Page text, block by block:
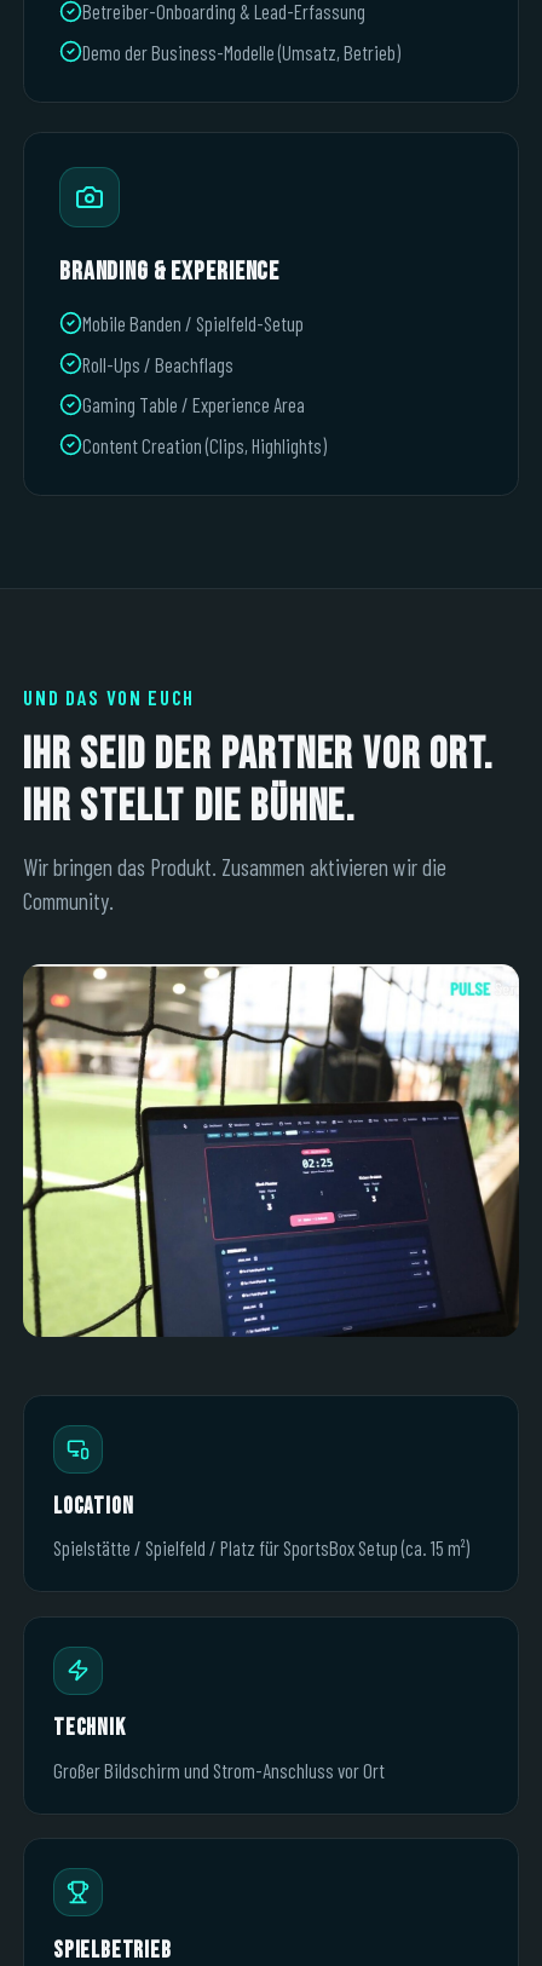
Betreiber-Onboarding & Lead-Erfassung
Demo der Business-Modelle (Umsatz, Betrieb)
Branding & Experience
Mobile Banden / Spielfeld-Setup
Roll-Ups / Beachflags
Gaming Table / Experience Area
Content Creation (Clips, Highlights)
UND DAS VON EUCH
Ihr seid der Partner vor Ort.
Ihr stellt die Bühne.
Wir bringen das Produkt. Zusammen aktivieren wir die
Community.
Location
Spielstätte / Spielfeld / Platz für SportsBox Setup (ca. 15 m²)
Technik
Großer Bildschirm und Strom-Anschluss vor Ort
Spielbetrieb